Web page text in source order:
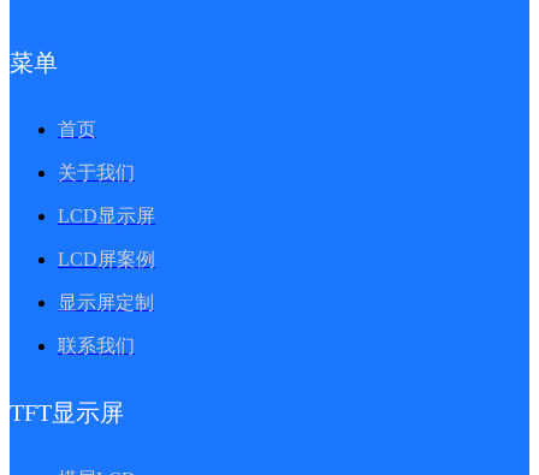
菜单
首页
关于我们
LCD显示屏
LCD屏案例
显示屏定制
联系我们
TFT显示屏